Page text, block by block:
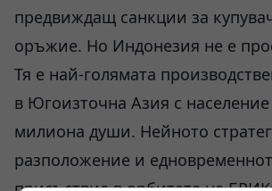
предвиждащ санкции за
оръжие. Но Индонезия не е
Тя е най-голямата
в Югоизточна Азия с
милиона души. Нейното
разположение и